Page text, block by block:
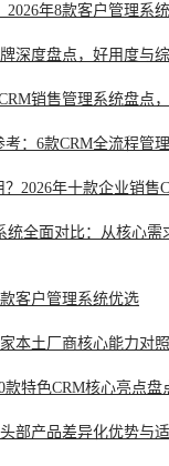
2026年8款客户管理系
深度盘点，好用度与
销售管理系统盘点
考：6款CRM全流程管
2026年十款企业销售
统全面对比：从核心
客户管理系统优选
本土厂商核心能力对
特色CRM核心亮点盘
部产品差异化优势与